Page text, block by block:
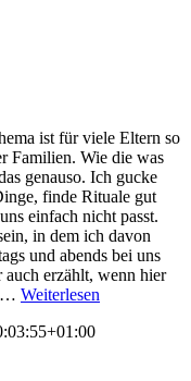
ist für viele Eltern so
Familien. Wie die was
genauso. Ich gucke
finde Rituale gut
einfach nicht passt.
in dem ich davon
und abends bei uns
erzählt, wenn hier
Weiterlesen